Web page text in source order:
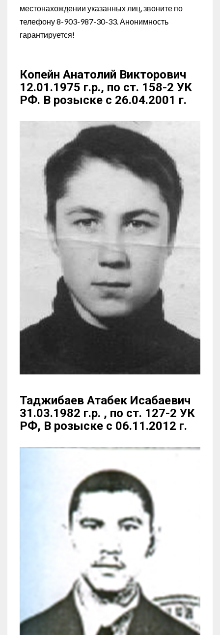
местонахождении указанных лиц, звоните по
телефону 8-903-987-30-33. Анонимность
гарантируется!
Копейн Анатолий Викторович
12.01.1975 г.р., по ст. 158-2 УК
РФ. В розыске с 26.04.2001 г.
Таджибаев Атабек Исабаевич
31.03.1982 г.р. , по ст. 127-2 УК
РФ, В розыске с 06.11.2012 г.